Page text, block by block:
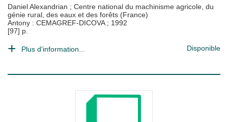
Daniel Alexandrian ; Centre national du machinisme agricole, du
génie rural, des eaux et des forêts (France)
Antony : CEMAGREF-DICOVA ; 1992
[97] p.
Plus d'information... Disponible